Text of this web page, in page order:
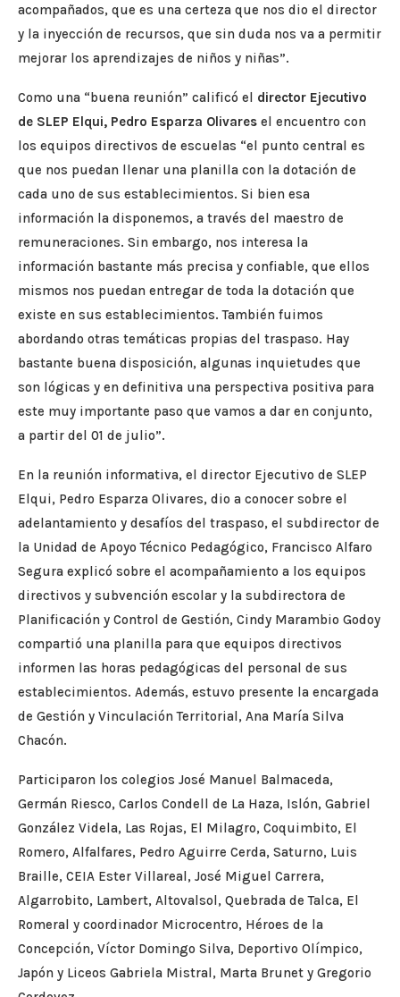
acompañados, que es una certeza que nos dio el director
y la inyección de recursos, que sin duda nos va a permitir
mejorar los aprendizajes de niños y niñas”.
Como una “buena reunión” calificó el director Ejecutivo
de SLEP Elqui, Pedro Esparza Olivares el encuentro con
los equipos directivos de escuelas “el punto central es
que nos puedan llenar una planilla con la dotación de
cada uno de sus establecimientos. Si bien esa
información la disponemos, a través del maestro de
remuneraciones. Sin embargo, nos interesa la
información bastante más precisa y confiable, que ellos
mismos nos puedan entregar de toda la dotación que
existe en sus establecimientos. También fuimos
abordando otras temáticas propias del traspaso. Hay
bastante buena disposición, algunas inquietudes que
son lógicas y en definitiva una perspectiva positiva para
este muy importante paso que vamos a dar en conjunto,
a partir del 01 de julio”.
En la reunión informativa, el director Ejecutivo de SLEP
Elqui, Pedro Esparza Olivares, dio a conocer sobre el
adelantamiento y desafíos del traspaso, el subdirector de
la Unidad de Apoyo Técnico Pedagógico, Francisco Alfaro
Segura explicó sobre el acompañamiento a los equipos
directivos y subvención escolar y la subdirectora de
Planificación y Control de Gestión, Cindy Marambio Godoy
compartió una planilla para que equipos directivos
informen las horas pedagógicas del personal de sus
establecimientos. Además, estuvo presente la encargada
de Gestión y Vinculación Territorial, Ana María Silva
Chacón.
Participaron los colegios José Manuel Balmaceda,
Germán Riesco, Carlos Condell de La Haza, Islón, Gabriel
González Videla, Las Rojas, El Milagro, Coquimbito, El
Romero, Alfalfares, Pedro Aguirre Cerda, Saturno, Luis
Braille, CEIA Ester Villareal, José Miguel Carrera,
Algarrobito, Lambert, Altovalsol, Quebrada de Talca, El
Romeral y coordinador Microcentro, Héroes de la
Concepción, Víctor Domingo Silva, Deportivo Olímpico,
Japón y Liceos Gabriela Mistral, Marta Brunet y Gregorio